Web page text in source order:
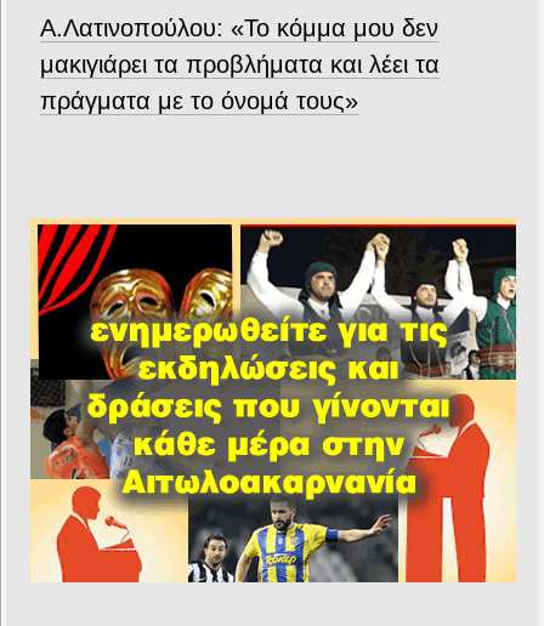
Α.Λατινοπούλου: «Το κόμμα μου δεν
μακιγιάρει τα προβλήματα και λέει τα
πράγματα με το όνομά τους»